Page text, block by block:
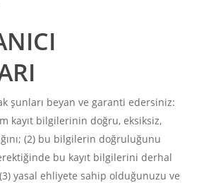
şunları beyan ve garanti edersiniz:
kayıt bilgilerinin doğru, eksiksiz,
(2) bu bilgilerin doğruluğunu
bu kayıt bilgilerini derhal
yasal ehliyete sahip olduğunuzu ve